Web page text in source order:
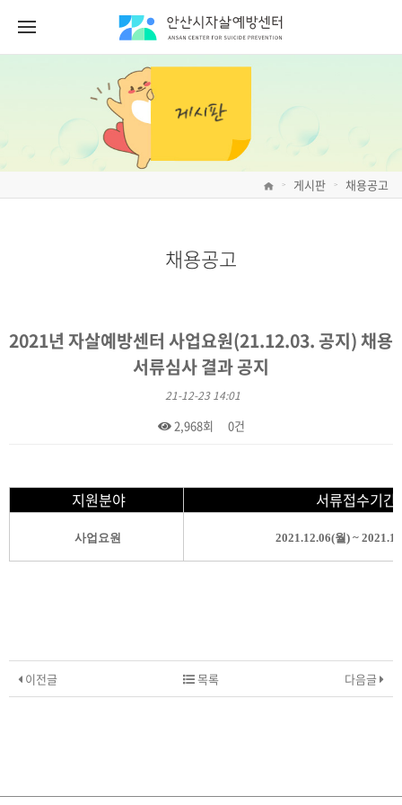
> 게시판 > 채용공고
채용공고
2021년 자살예방센터 사업요원(21.12.03. 공지) 채용
서류심사 결과 공지
21-12-23 14:01
2,968회 0건
지원분야 서류접수기간
사업요원 2021.12.06(월 ) ~
이전글 다음글
목록